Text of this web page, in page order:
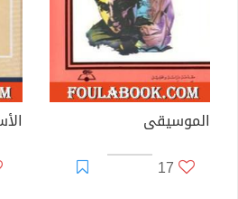
الموسيقى
17